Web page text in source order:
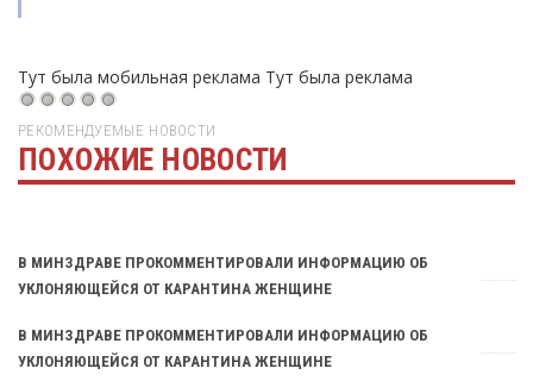
Тут была мобильная реклама Тут была реклама
РЕКОМЕНДУЕМЫЕ НОВОСТИ
ПОХОЖИЕ НОВОСТИ
Тут была реклама
В МИНЗДРАВЕ ПРОКОММЕНТИРОВАЛИ ИНФОРМАЦИЮ ОБ
УКЛОНЯЮЩЕЙСЯ ОТ КАРАНТИНА ЖЕНЩИНЕ
В МИНЗДРАВЕ ПРОКОММЕНТИРОВАЛИ ИНФОРМАЦИЮ ОБ
УКЛОНЯЮЩЕЙСЯ ОТ КАРАНТИНА ЖЕНЩИНЕ